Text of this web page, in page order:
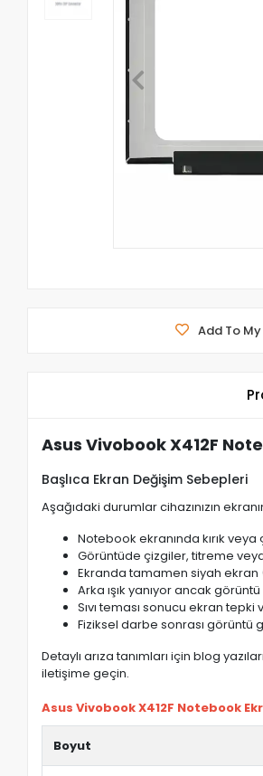
Add To
Asus Vivobook X412F
Başlıca Ekran Değişim Sebepleri
Aşağıdaki durumlar cihazınızın
Notebook ekranında kırık
Görüntüde çizgiler, titreme
Ekranda tamamen siyah
Arka ışık yanıyor ancak
Sıvı teması sonucu ekran
Fiziksel darbe sonrası görüntü
Detaylı arıza tanımları için blog
iletişime geçin.
Asus Vivobook X412F Notebook
Boyut